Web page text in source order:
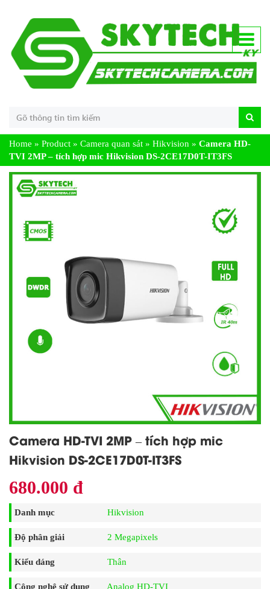
Home » Product » Camera quan sát » Hikvision » Camera HD-
TVI 2MP – tích hợp mic Hikvision DS-2CE17D0T-IT3FS
Camera HD-TVI 2MP – tích hợp mic
Hikvision DS-2CE17D0T-IT3FS
680.000 đ
Danh mục Hikvision
Độ phân giải 2 Megapixels
Kiểu dáng Thân
Công nghệ sử dụng Analog HD-TVI